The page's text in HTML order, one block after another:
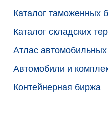
Каталог таможенных
Каталог складских
Атлас автомобильных
Автомобили и
Контейнерная биржа